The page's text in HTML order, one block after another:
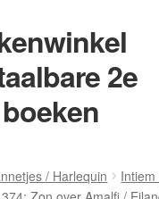
2e
/ Harlequin